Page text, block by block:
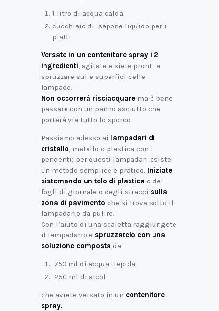
1 litro di acqua calda
cucchiaio di sapone liquido per i
piatti
Versate in un contenitore spray i 2
ingredienti, agitate e siete pronti a
spruzzare sulle superfici delle
lampade.
Non occorrerà risciacquare ma è bene
passare con un panno asciutto che
porterà via tutto lo sporco.
Passiamo adesso ai lampadari di
cristallo, metallo o plastica con i
pendenti; per questi lampadari esiste
un metodo semplice e pratico. Iniziate
sistemando un telo di plastica o dei
fogli di giornale o degli stracci sulla
zona di pavimento che si trova sotto il
lampadario da pulire.
Con l’aiuto di una scaletta raggiungete
il lampadario e spruzzatelo con una
soluzione composta da:
750 ml di acqua tiepida
250 ml di alcol
che avrete versato in un contenitore
spray.